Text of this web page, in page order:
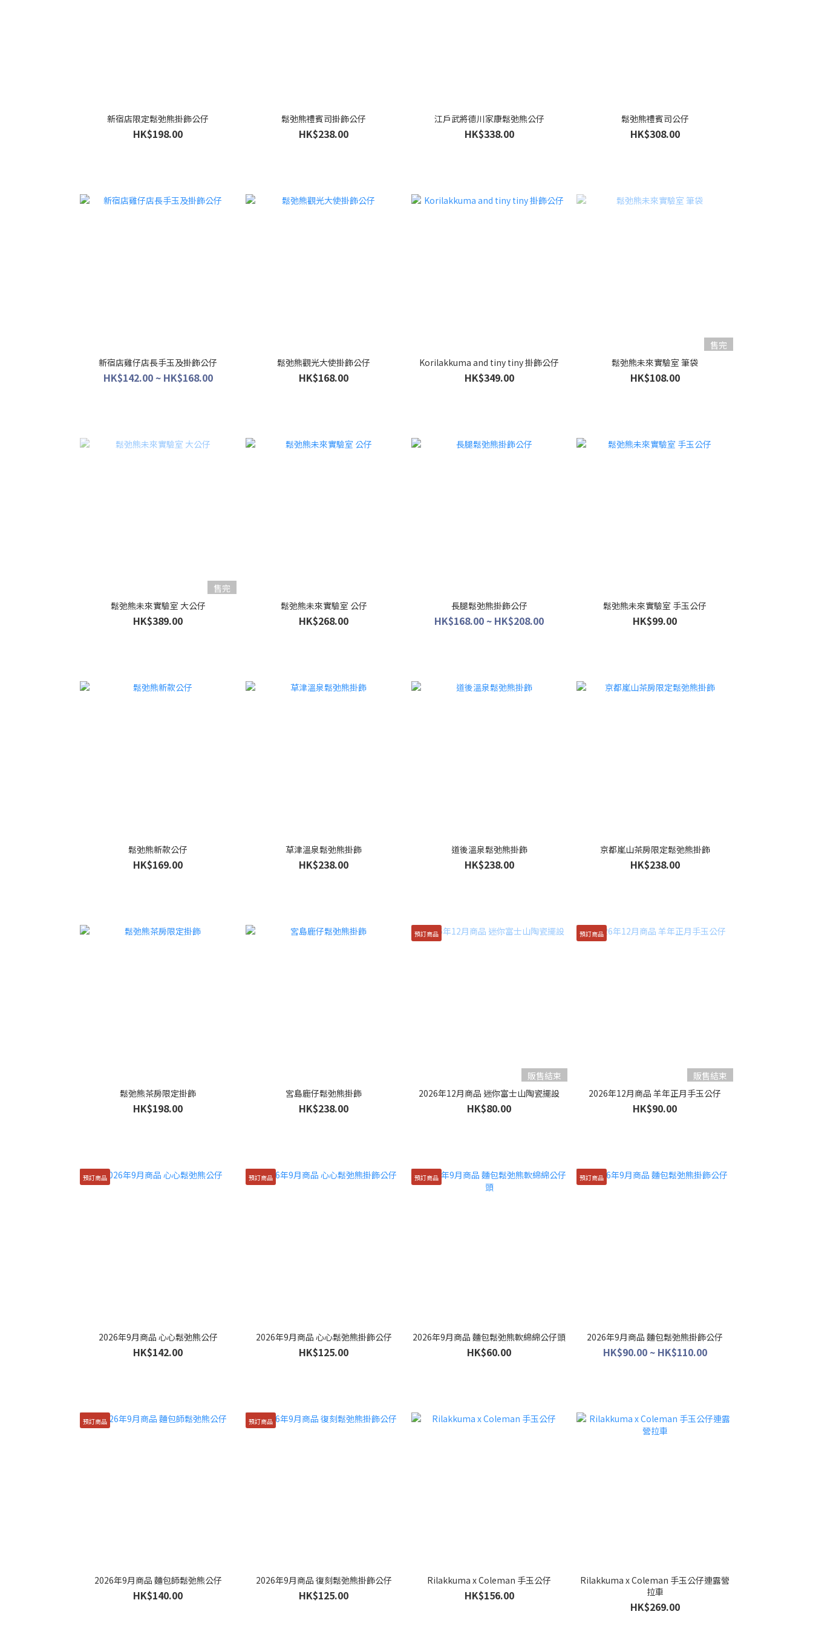
新宿店限定鬆弛熊掛飾公仔
HK$198.00
鬆弛熊禮賓司掛飾公仔
HK$238.00
江戶武將德川家康鬆弛熊公仔
HK$338.00
鬆弛熊禮賓司公仔
HK$308.00
新宿店雞仔店長手玉及掛飾公仔
HK$142.00 ~ HK$168.00
鬆弛熊觀光大使掛飾公仔
HK$168.00
Korilakkuma and tiny tiny 掛飾公仔
HK$349.00
售完
鬆弛熊未來實驗室 筆袋
HK$108.00
售完
鬆弛熊未來實驗室 大公仔
HK$389.00
鬆弛熊未來實驗室 公仔
HK$268.00
長腿鬆弛熊掛飾公仔
HK$168.00 ~ HK$208.00
鬆弛熊未來實驗室 手玉公仔
HK$99.00
鬆弛熊新款公仔
HK$169.00
草津溫泉鬆弛熊掛飾
HK$238.00
道後溫泉鬆弛熊掛飾
HK$238.00
京都嵐山茶房限定鬆弛熊掛飾
HK$238.00
鬆弛熊茶房限定掛飾
HK$198.00
宮島鹿仔鬆弛熊掛飾
HK$238.00
預訂商品
販售結束
2026年12月商品 迷你富士山陶瓷擺設
HK$80.00
預訂商品
販售結束
2026年12月商品 羊年正月手玉公仔
HK$90.00
預訂商品
2026年9月商品 心心鬆弛熊公仔
HK$142.00
預訂商品
2026年9月商品 心心鬆弛熊掛飾公仔
HK$125.00
預訂商品
2026年9月商品 麵包鬆弛熊軟綿綿公仔頭
HK$60.00
預訂商品
2026年9月商品 麵包鬆弛熊掛飾公仔
HK$90.00 ~ HK$110.00
預訂商品
2026年9月商品 麵包師鬆弛熊公仔
HK$140.00
預訂商品
2026年9月商品 復刻鬆弛熊掛飾公仔
HK$125.00
Rilakkuma x Coleman 手玉公仔
HK$156.00
Rilakkuma x Coleman 手玉公仔連露營
拉車
HK$269.00